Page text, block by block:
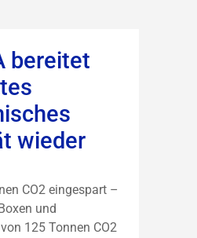
bereitet
wieder
CO2 eingespart –
und
125 Tonnen CO2